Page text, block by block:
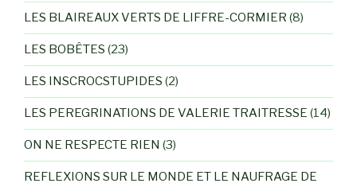
LES BLAIREAUX VERTS DE LIFFRE-CORMIER (8)
LES BOBÊTES (23)
LES INSCROCSTUPIDES (2)
LES PEREGRINATIONS DE VALERIE TRAITRESSE (14)
ON NE RESPECTE RIEN (3)
REFLEXIONS SUR LE MONDE ET LE NAUFRAGE DE